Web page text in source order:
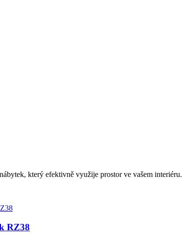
který efektivně využije prostor ve vašem interiéru.
RZ38